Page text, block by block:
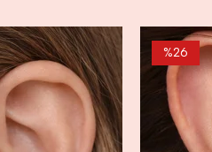
%26